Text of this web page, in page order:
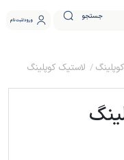
جستجو ورود ثبت نام
کوپلینگ لاستیک کوپلینگ